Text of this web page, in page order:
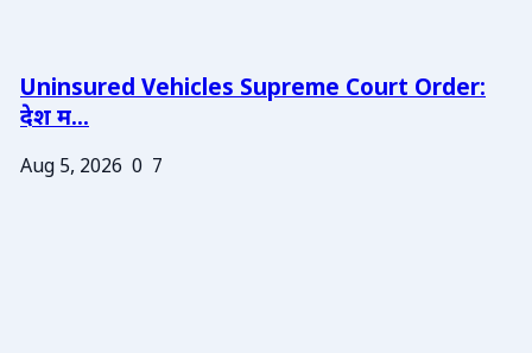
Uninsured Vehicles Supreme Court Order:
देश म...
Aug 5, 2026 0 7